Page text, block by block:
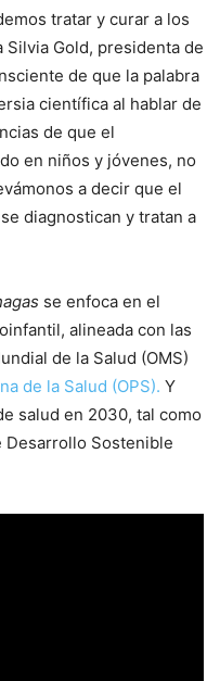
tratar y curar a los
Silvia Gold, presidenta de
de que la palabra
científica al hablar de
de que el
en niños y jóvenes, no
a decir que el
diagnostican y tratan a
se enfoca en el
alineada con las
de la Salud (OMS)
de la Salud (OPS). Y
salud en 2030, tal como
Sostenible